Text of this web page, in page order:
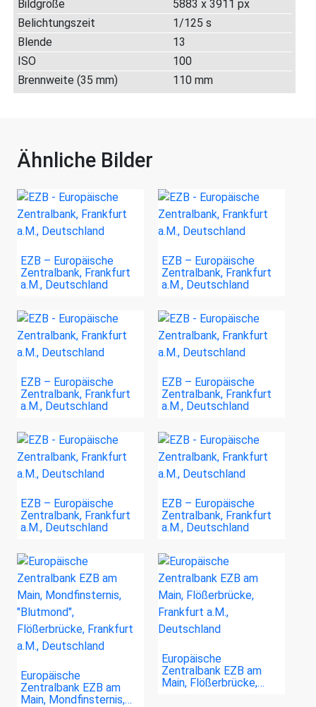
Bildgröße
5883 x 3911 px
Belichtungszeit
1/125 s
Blende
13
ISO
100
Brennweite (35 mm)
110 mm
Ähnliche Bilder
EZB – Europäische
Zentralbank, Frankfurt
a.M., Deutschland
EZB – Europäische
Zentralbank, Frankfurt
a.M., Deutschland
EZB – Europäische
Zentralbank, Frankfurt
a.M., Deutschland
EZB – Europäische
Zentralbank, Frankfurt
a.M., Deutschland
EZB – Europäische
Zentralbank, Frankfurt
a.M., Deutschland
EZB – Europäische
Zentralbank, Frankfurt
a.M., Deutschland
Europäische
Zentralbank EZB am
Main, Mondfinsternis,…
Europäische
Zentralbank EZB am
Main, Flößerbrücke,…